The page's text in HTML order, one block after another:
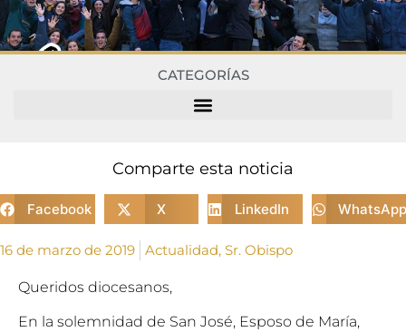
CATEGORÍAS
Comparte esta noticia
Facebook X LinkedIn WhatsApp
16 de marzo de 2019 Actualidad, Sr. Obispo
Queridos diocesanos,
En la solemnidad de San José, Esposo de María,